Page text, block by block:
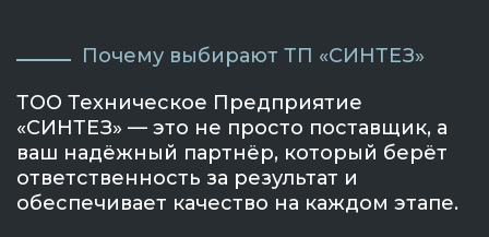
Почему выбирают ТП «СИНТЕЗ»
ТОО Техническое Предприятие
«СИНТЕЗ» — это не просто поставщик, а
ваш надёжный партнёр, который берёт
ответственность за результат и
обеспечивает качество на каждом этапе.